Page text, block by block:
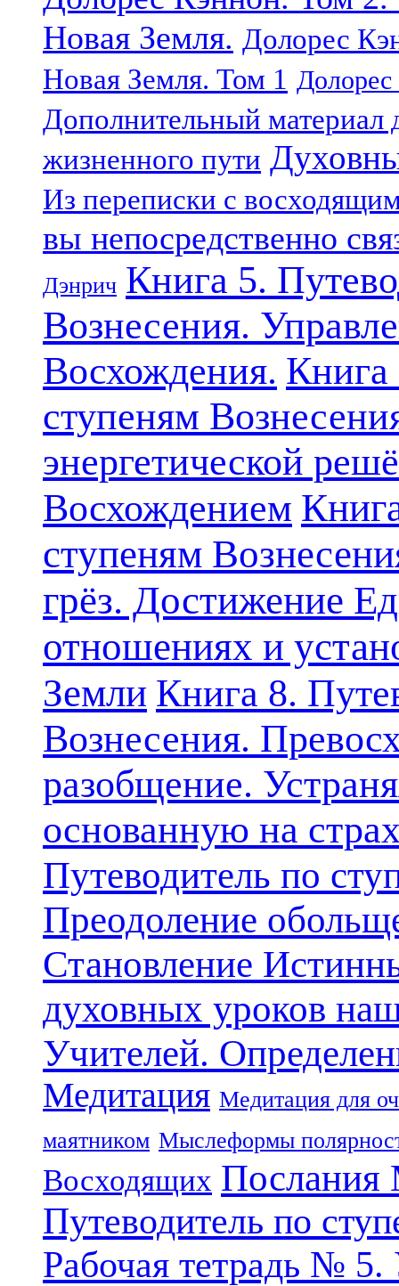
Новая Земля. Долорес
Новая Земля. Том 1
Дополнительный материал
жизненного пути
Из переписки с
вы непосредственно
Дэнрич Книга 5.
Вознесения.
Восхождения. Книга
ступеням
энергетической
Восхождением
ступеням
грёз. Достижение
отношениях и
Земли Книга 8.
Вознесения.
разобщение.
основанную на
Путеводитель по
Преодоление
Становление
духовных уроков
Учителей.
Медитация Медитация для
маятником Мыслеформы
Восходящих Послания
Путеводитель по
Рабочая тетрадь №